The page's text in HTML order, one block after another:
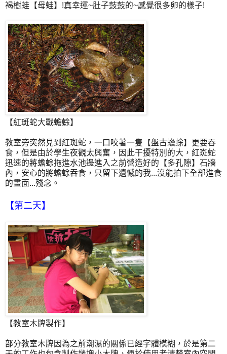
褐樹蛙【母蛙】!真幸運~肚子鼓鼓的~感覺很多卵的樣子!
【紅斑蛇大戰蟾蜍】
教室旁突然見到紅斑蛇，一口咬著一隻【盤古蟾蜍】更要吞
食，但是由於學生夜觀太興奮，因此干擾特別的大，紅斑蛇
迅速的將蟾蜍拖進水池邊進入之前營造好的【多孔隙】石牆
內，安心的將蟾蜍吞食，只留下遺憾的我...沒能拍下全部進食
的畫面...殘念。
【第二天】
【教室木牌製作】
部分教室木牌因為之前潮濕的關係已經字體模糊，於是第二